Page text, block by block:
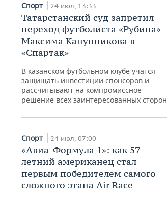
Спорт 24 июл, 13:33
Татарстанский суд запретил
переход футболиста «Рубина»
Максима Канунникова в
«Спартак»
В казанском футбольном клубе учатся
защищать инвестиции спонсоров и
рассчитывают на компромиссное
решение всех заинтересованных сторон
Спорт 24 июл, 07:00
«Авиа-Формула 1»: как 57-
летний американец стал
первым победителем самого
сложного этапа Air Race